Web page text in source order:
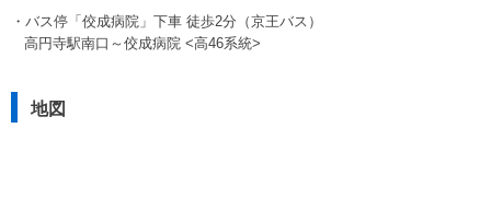
・バス停「佼成病院」下車 徒歩2分（京王バス）
高円寺駅南口～佼成病院 <高46系統>
地図